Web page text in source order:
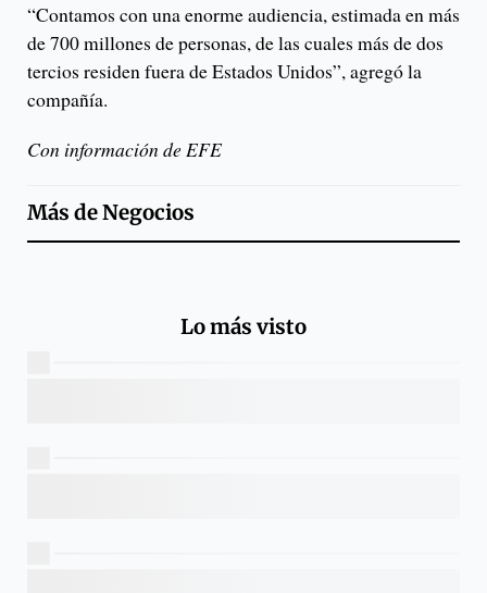
“Contamos con una enorme audiencia, estimada en más
de 700 millones de personas, de las cuales más de dos
tercios residen fuera de Estados Unidos”, agregó la
compañía.
Con información de EFE
Más deNegocios
Lo más visto